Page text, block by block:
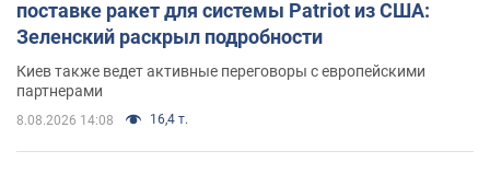
поставке ракет для системы Patriot из США:
Зеленский раскрыл подробности
Киев также ведет активные переговоры с европейскими
партнерами
8.08.2026 14:08 16,4 т.